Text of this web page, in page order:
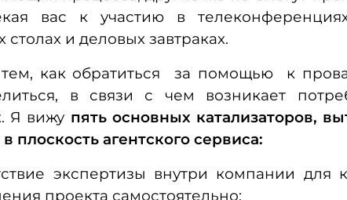
вас к участию в
столах и деловых завтраках.
как обратиться за помощью к
в связи с чем возникает
Я вижу пять основных катализаторов,
плоскость агентского сервиса:
экспертизы внутри компании для
проекта самостоятельно;